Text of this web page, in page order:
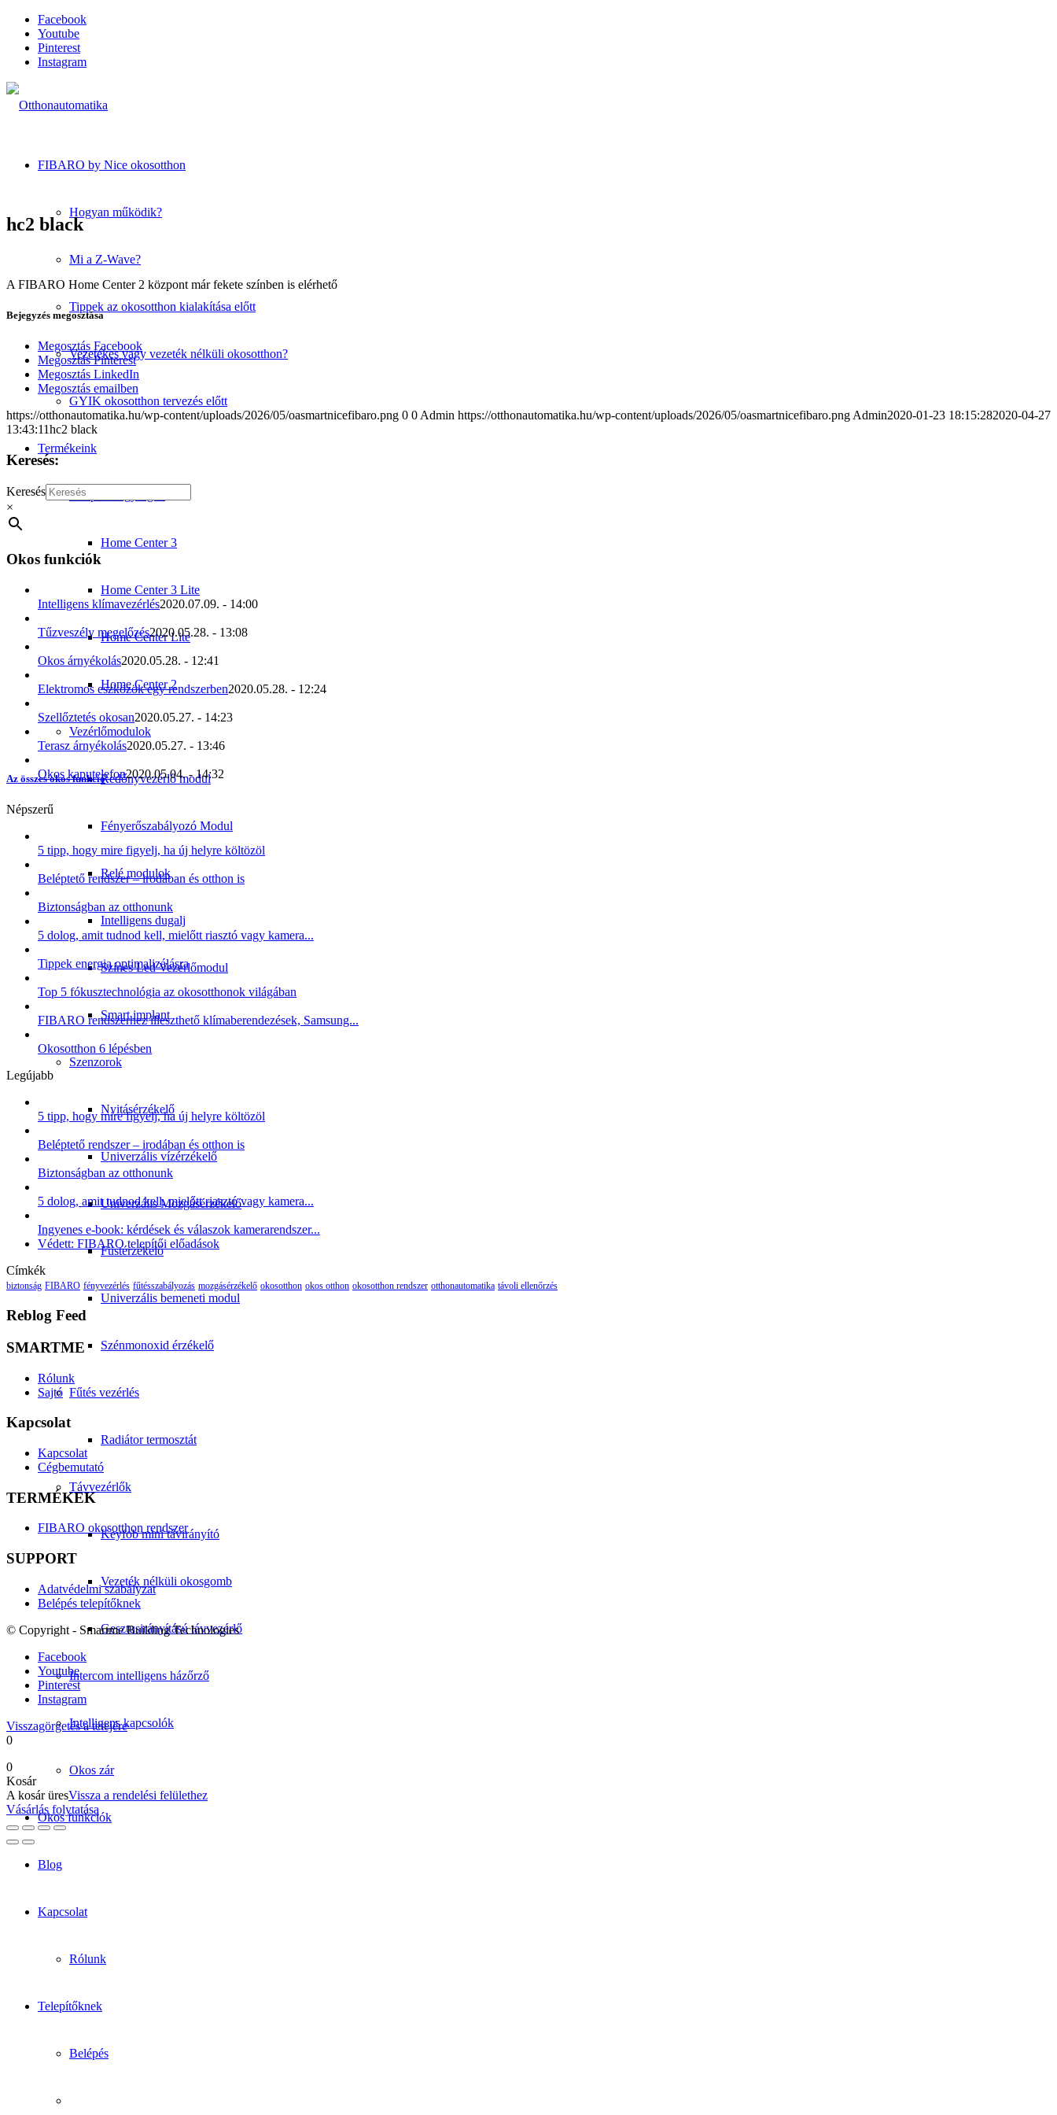
Facebook
Youtube
Pinterest
Instagram
FIBARO by Nice okosotthon
Hogyan működik?
Mi a Z-Wave?
Tippek az okosotthon kialakítása előtt
Vezetékes vagy vezeték nélküli okosotthon?
GYIK okosotthon tervezés előtt
Termékeink
Központi egységek
Home Center 3
Home Center 3 Lite
Home Center Lite
Home Center 2
Vezérlőmodulok
Redőnyvezérlő modul
Fényerőszabályozó Modul
Relé modulok
Intelligens dugalj
Színes Led Vezérlőmodul
Smart implant
Szenzorok
Nyitásérzékelő
Univerzális vízérzékelő
Univerzális Mozgásérzékelő
Füstérzékelő
Univerzális bemeneti modul
Szénmonoxid érzékelő
Fűtés vezérlés
Radiátor termosztát
Távvezérlők
Keyfob mini távirányító
Vezeték nélküli okosgomb
Gesztusirányítású távvezérlő
Intercom intelligens házőrző
Intelligens kapcsolók
Okos zár
Okos funkciók
Blog
Kapcsolat
Rólunk
Telepítőknek
Belépés
hc2 black
A FIBARO Home Center 2 központ már fekete színben is elérhető
Bejegyzés megosztása
Megosztás Facebook
Megosztás Pinterest
Megosztás LinkedIn
Megosztás emailben
https://otthonautomatika.hu/wp-content/uploads/2026/05/oasmartnicefibaro.png 0 0 Admin https://otthonautomatika.hu/wp-content/uploads/2026/05/oasmartnicefibaro.png Admin2020-01-23 18:15:282020-04-27
13:43:11hc2 black
Keresés:
Keresés
×
Okos funkciók
Intelligens klímavezérlés2020.07.09. - 14:00
Tűzveszély megelőzés2020.05.28. - 13:08
Okos árnyékolás2020.05.28. - 12:41
Elektromos eszközök egy rendszerben2020.05.28. - 12:24
Szellőztetés okosan2020.05.27. - 14:23
Terasz árnyékolás2020.05.27. - 13:46
Okos kaputelefon2020.05.04. - 14:32
Az összes okos funkció
Népszerű
5 tipp, hogy mire figyelj, ha új helyre költözöl
Beléptető rendszer – irodában és otthon is
Biztonságban az otthonunk
5 dolog, amit tudnod kell, mielőtt riasztó vagy kamera...
Tippek energia optimalizálásra
Top 5 fókusztechnológia az okosotthonok világában
FIBARO rendszerhez illeszthető klímaberendezések, Samsung...
Okosotthon 6 lépésben
Legújabb
5 tipp, hogy mire figyelj, ha új helyre költözöl
Beléptető rendszer – irodában és otthon is
Biztonságban az otthonunk
5 dolog, amit tudnod kell, mielőtt riasztó vagy kamera...
Ingyenes e-book: kérdések és válaszok kamerarendszer...
Védett: FIBARO telepítői előadások
Címkék
biztonság FIBARO fényvezérlés fűtésszabályozás mozgásérzékelő okosotthon okos otthon okosotthon rendszer otthonautomatika távoli ellenőrzés
Reblog Feed
SMARTME
Rólunk
Sajtó
Kapcsolat
Kapcsolat
Cégbemutató
TERMÉKEK
FIBARO okosotthon rendszer
SUPPORT
Adatvédelmi szabályzat
Belépés telepítőknek
© Copyright - Smartme Building Technologies
Facebook
Youtube
Pinterest
Instagram
Visszagörgetés a tetejére
0
0
Kosár
A kosár üresVissza a rendelési felülethez
Vásárlás folytatása